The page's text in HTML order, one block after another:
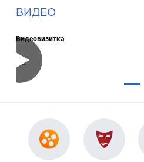
ВИДЕО
Видеовизитка